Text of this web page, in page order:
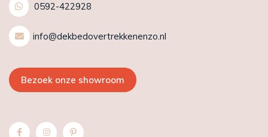
0592-422928
info@dekbedovertrekkenenzo.nl
Bezoek onze showroom